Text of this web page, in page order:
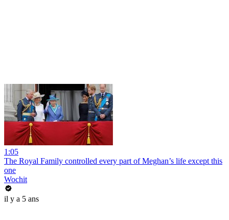
1:05
The Royal Family controlled every part of Meghan’s life except this
one
Wochit
il y a 5 ans